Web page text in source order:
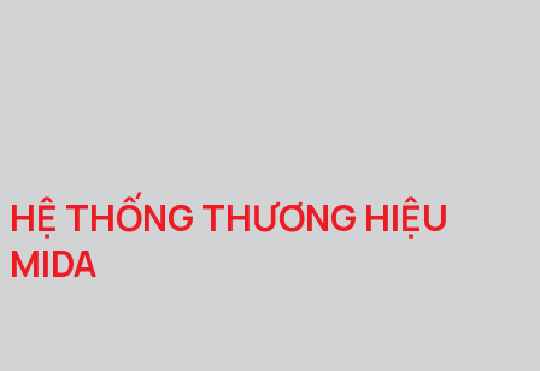
HỆ THỐNG THƯƠNG HIỆU
MIDA